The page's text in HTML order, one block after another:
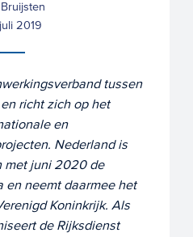
2019
tussen
richt zich op het
en
Nederland is
met juni 2020 de
en neemt daarmee het
Koninkrijk. Als
de Rijksdienst